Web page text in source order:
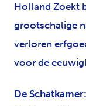
Holland Zoekt
grootschalige
verloren
voor de
De